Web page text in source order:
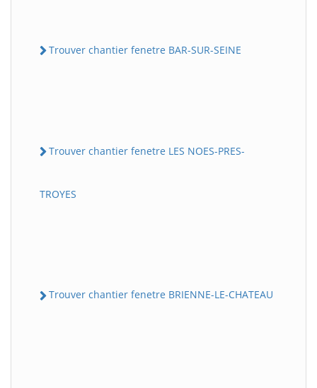
Trouver chantier fenetre BAR-SUR-SEINE
Trouver chantier fenetre LES NOES-PRES-
TROYES
Trouver chantier fenetre BRIENNE-LE-CHATEAU